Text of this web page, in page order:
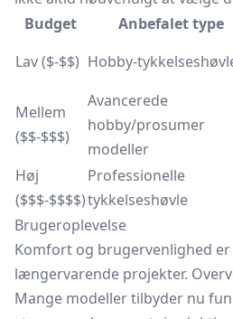
Budget
Anbefalet type
Lav ($-$$) Hobby-
Mellem
($$-$$$)
Avancerede
hobby/prosumer
modeller
Høj
($$$-$$$$)
Professionelle
tykkelseshøvle
Brugeroplevelse
Komfort og brugervenlighed
længervarende projekter.
Mange modeller tilbyder nu